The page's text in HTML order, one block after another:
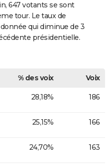
647 votants se sont
tour. Le taux de
qui diminue de 3
présidentielle.
% des voix
Voix
28,18% 186
25,15% 166
24,70% 163